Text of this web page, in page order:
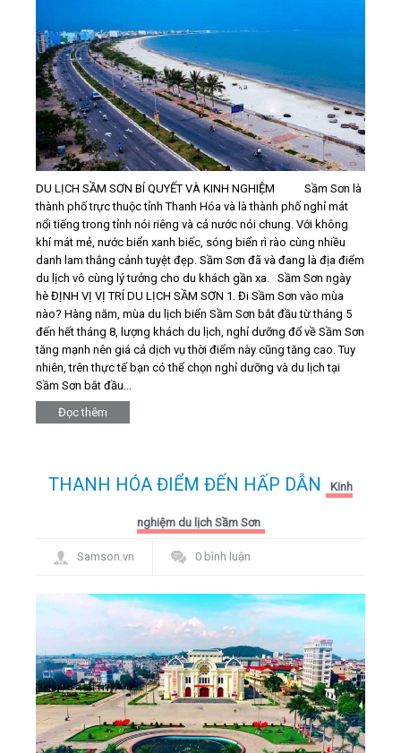
LIÊN HỆ
DU LỊCH SẦM SƠN BÍ QUYẾT VÀ KINH NGHIỆM Sầm Sơn là
thành phố trực thuộc tỉnh Thanh Hóa và là thành phố nghỉ mát
nổi tiếng trong tỉnh nói riêng và cả nước nói chung. Với không
khí mát mẻ, nước biển xanh biếc, sóng biển rì rào cùng nhiều
danh lam thắng cảnh tuyệt đẹp. Sầm Sơn đã và đang là địa điểm
du lịch vô cùng lý tưởng cho du khách gần xa. Sầm Sơn ngày
hè ĐỊNH VỊ VỊ TRÍ DU LỊCH SẦM SƠN 1. Đi Sầm Sơn vào mùa
nào? Hàng năm, mùa du lịch biển Sầm Sơn bắt đầu từ tháng 5
đến hết tháng 8, lượng khách du lịch, nghỉ dưỡng đổ về Sầm Sơn
tăng mạnh nên giá cả dịch vụ thời điểm này cũng tăng cao. Tuy
nhiên, trên thực tế bạn có thể chọn nghỉ dưỡng và du lịch tại
Sầm Sơn bắt đầu...
Đọc thêm
THANH HÓA ĐIỂM ĐẾN HẤP DẪN Kinh
nghiệm du lịch Sầm Sơn
Samson.vn 0 bình luận